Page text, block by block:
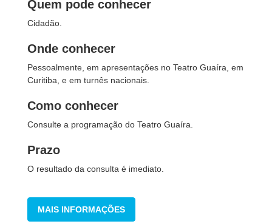
Quem pode conhecer
Cidadão.
Onde conhecer
Pessoalmente, em apresentações no Teatro Guaíra, em
Curitiba, e em turnês nacionais.
Como conhecer
Consulte a programação do Teatro Guaíra.
Prazo
O resultado da consulta é imediato.
MAIS INFORMAÇÕES